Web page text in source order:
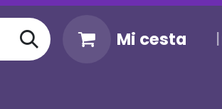
Mi cesta